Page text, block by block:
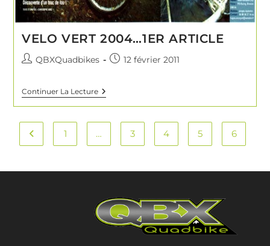
VELO VERT 2004…1ER ARTICLE
QBXQuadbikes 12 février 2011
Continuer La Lecture
1 … 3 4 5 6